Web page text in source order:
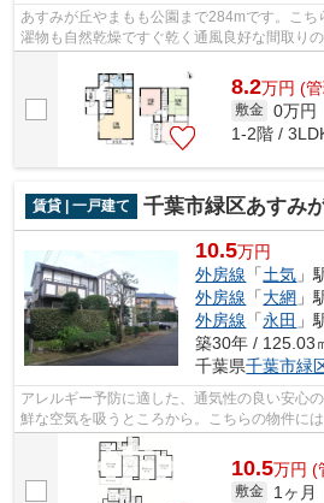
あすみが丘やまもも公園まで284mです。こ
濯物も自然乾燥ですぐ乾く通風良好な間取り
8.2万円 (
敷金 0万円
1-2階 /
賃貸 | 一戸建て 千葉市緑区あすみ
10.5万円
外房線 「土気 」
外房線 「大網 」
外房線 「永田 」
築30年 / 125.03
千葉県千葉市緑
アレルギー予防に適した、通気性の良い安心
鮮な空気を吸うところから。こちらの物件に
ちらは一戸建て物件です。ここは大型...
10.5万円 (
敷金 1ヶ月